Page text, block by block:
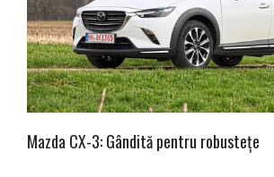
Mazda CX-3: Gândită pentru robustețe